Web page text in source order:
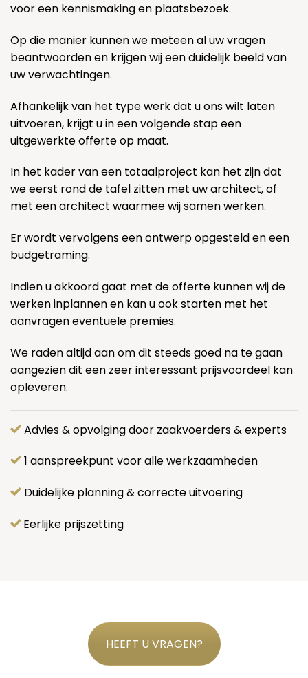
voor een kennismaking en plaatsbezoek.
Op die manier kunnen we meteen al uw vragen
beantwoorden en krijgen wij een duidelijk beeld van
uw verwachtingen.
Afhankelijk van het type werk dat u ons wilt laten
uitvoeren, krijgt u in een volgende stap een
uitgewerkte offerte op maat.
In het kader van een totaalproject kan het zijn dat
we eerst rond de tafel zitten met uw architect, of
met een architect waarmee wij samen werken.
Er wordt vervolgens een ontwerp opgesteld en een
budgetraming.
Indien u akkoord gaat met de offerte kunnen wij de
werken inplannen en kan u ook starten met het
aanvragen eventuele premies.
We raden altijd aan om dit steeds goed na te gaan
aangezien dit een zeer interessant prijsvoordeel kan
opleveren.
Advies & opvolging door zaakvoerders & experts
1 aanspreekpunt voor alle werkzaamheden
Duidelijke planning & correcte uitvoering
Eerlijke prijszetting
HEEFT U VRAGEN?